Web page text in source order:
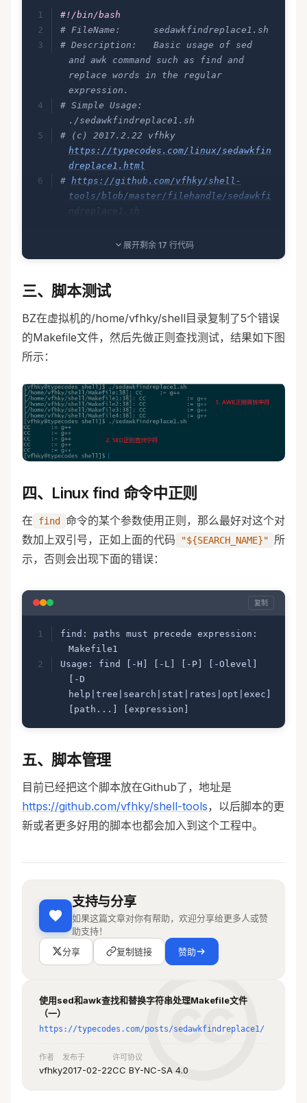
#!/bin/bash
# FileName:      sedawkfindreplace1.sh
# Description:   Basic usage of sed
and awk command such as find and
replace words in the regular
expression.
# Simple Usage:
./sedawkfindreplace1.sh
https://typecodes.com/linux/sedawkfin
dreplace1.html
# https://github.com/vfhky/shell-
tools/blob/master/filehandle/sedawkfi
ndreplace1.sh
# The makefile you want to modify.
SEARCH_NAME
# The maximum depth of the dirs where
files such as Makefile you're dealing
# Get the target files you want to
modify.
ALL_MAKEFILE=$(find ${SRC_DIR}
maxdepth ${MAXDEPTH}
"${SEARCH_NAME}
# Traverse the target files.
for
FILE in
${ALL_MAKEFILE}
do
	#### Ways recommended: find
"^CC    	:= g++" by awk
	awk
'/CC    	:=
FILENAME, NR, $0) }' ${FILE}
	#### replace "g++" with "gcc"
using awk command.
	# awk '{sub(/^CC    	:=
g\+\+/,"CC    	:= gcc"); print $0}'
${FILE} > ${FILE}.tmp; cp ${FILE}.tmp
${FILE}; rm -rf ${FILE}.tmp
	#### find "CC    	:=
g++" by sed command.
	# sed -n "/^CC    	:=
	#### Ways recommended:
replace "g++" with "gcc" using sed
exit 0
展开剩余 17 行代码
三、脚本测试
BZ在虚拟机的/home/vfhky/shell目录复制了5个错误
的Makefile文件，然后先做正则查找测试，结果如下图
所示：
四、Linux find 命令中正则
在 find 命令的某个参数使用正则，那么最好对这个对
数加上双引号，正如上面的代码
"${SEARCH_NAME}"
所
示，否则会出现下面的错误：
复制
find: paths must precede expression:
Makefile1
Usage: find [-H] [-L] [-P] [-Olevel]
[-D
help|tree|search|stat|rates|opt|exec]
[path...] [expression]
五、脚本管理
目前已经把这个脚本放在Github了，地址是
https://github.com/vfhky/shell-tools，以后脚本的更
新或者更多好用的脚本也都会加入到这个工程中。
支持与分享
如果这篇文章对你有帮助，欢迎分享给更多人或赞
助支持！
分享
复制链接 赞助
使用sed和awk查找和替换字符串处理Makefile文件
（一）
https://typecodes.com/posts/sedawkfindreplace1/
作者
vfhky
发布于
2017-02-22
许可协议
CC BY-NC-SA 4.0